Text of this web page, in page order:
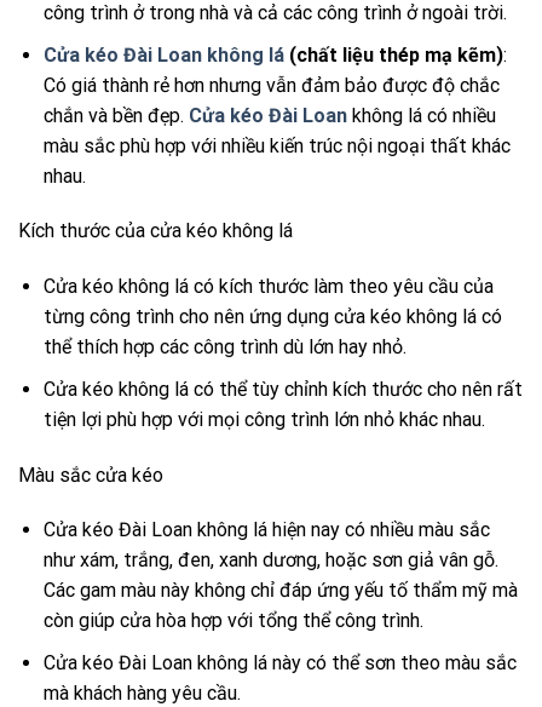
công trình ở trong nhà và cả các công trình ở ngoài trời.
Cửa kéo Đài Loan không lá(chất liệu thép mạ kẽm):
Có giá thành rẻ hơn nhưng vẫn đảm bảo được độ chắc
chắn và bền đẹp. Cửa kéo Đài Loankhông lá có nhiều
màu sắc phù hợp với nhiều kiến trúc nội ngoại thất khác
nhau.
Kích thước của cửa kéo không lá
Cửa kéo không lá có kích thước làm theo yêu cầu của
từng công trình cho nên ứng dụng cửa kéo không lá có
thể thích hợp các công trình dù lớn hay nhỏ.
Cửa kéo không lá có thể tùy chỉnh kích thước cho nên rất
tiện lợi phù hợp với mọi công trình lớn nhỏ khác nhau.
Màu sắc cửa kéo
Cửa kéo Đài Loan không lá hiện nay có nhiều màu sắc
như xám, trắng, đen, xanh dương, hoặc sơn giả vân gỗ.
Các gam màu này không chỉ đáp ứng yếu tố thẩm mỹ mà
còn giúp cửa hòa hợp với tổng thể công trình.
Cửa kéo Đài Loan không lá này có thể sơn theo màu sắc
mà khách hàng yêu cầu.